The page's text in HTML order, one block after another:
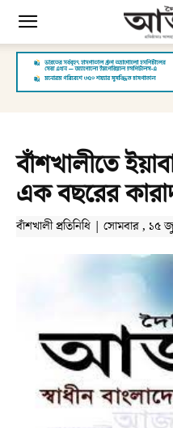
বাঁশখালীতে
এক বছরের
বাঁশখালী প্রতিনিধি | সোমবার , ১৫